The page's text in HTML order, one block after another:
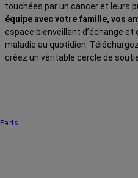
touchées par un cancer et leurs
équipe avec votre famille, vos
espace bienveillant d’échange et
maladie au quotidien. Téléchargez
créez un véritable cercle de
Paris